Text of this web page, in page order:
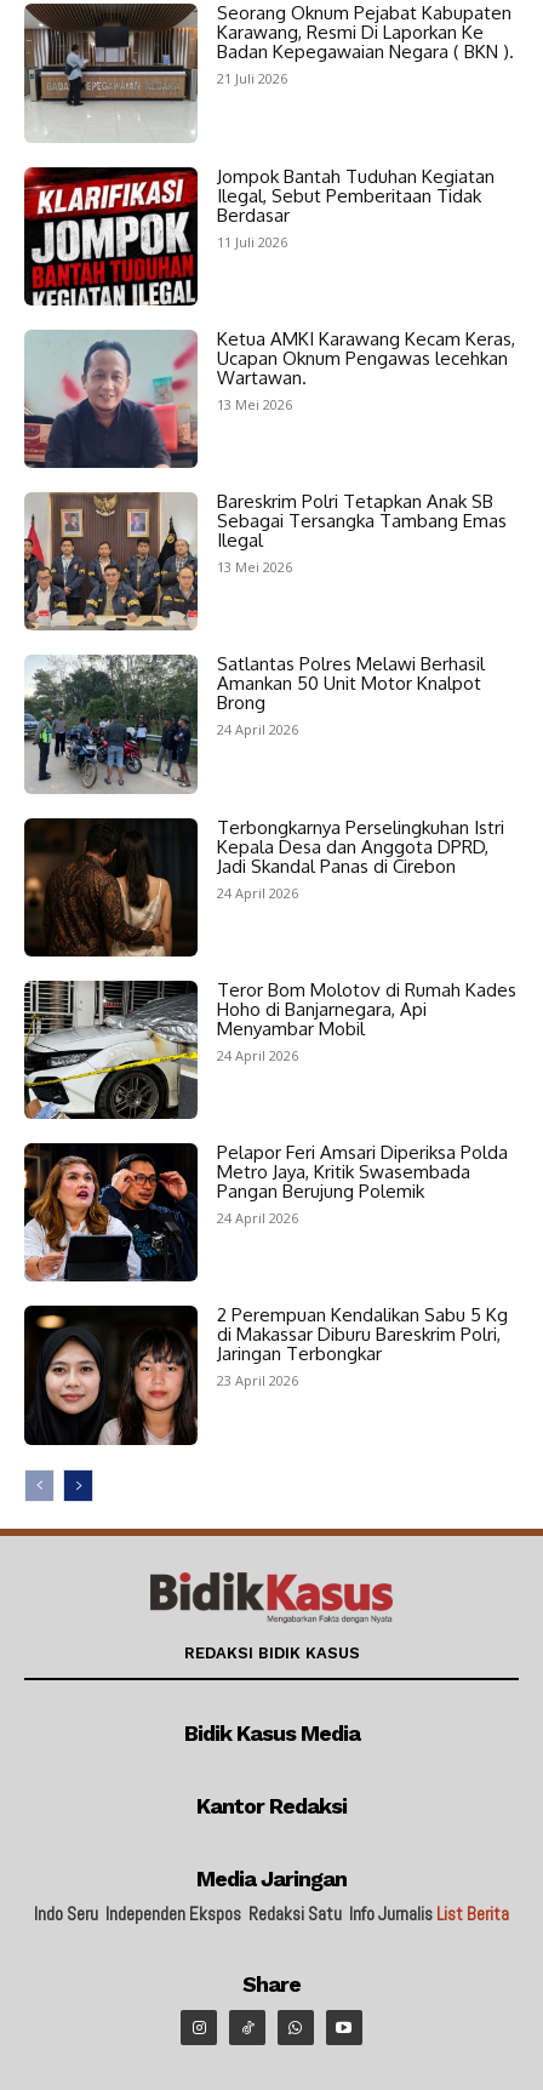
Seorang Oknum Pejabat Kabupaten
Karawang, Resmi Di Laporkan Ke
Badan Kepegawaian Negara ( BKN ).
21 Juli 2026
Jompok Bantah Tuduhan Kegiatan
Ilegal, Sebut Pemberitaan Tidak
Berdasar
11 Juli 2026
Ketua AMKI Karawang Kecam Keras,
Ucapan Oknum Pengawas lecehkan
Wartawan.
13 Mei 2026
Bareskrim Polri Tetapkan Anak SB
Sebagai Tersangka Tambang Emas
Ilegal
13 Mei 2026
Satlantas Polres Melawi Berhasil
Amankan 50 Unit Motor Knalpot
Brong
24 April 2026
Terbongkarnya Perselingkuhan Istri
Kepala Desa dan Anggota DPRD,
Jadi Skandal Panas di Cirebon
24 April 2026
Teror Bom Molotov di Rumah Kades
Hoho di Banjarnegara, Api
Menyambar Mobil
24 April 2026
Pelapor Feri Amsari Diperiksa Polda
Metro Jaya, Kritik Swasembada
Pangan Berujung Polemik
24 April 2026
2 Perempuan Kendalikan Sabu 5 Kg
di Makassar Diburu Bareskrim Polri,
Jaringan Terbongkar
23 April 2026
REDAKSI BIDIK KASUS
Bidik Kasus Media
Kantor Redaksi
Media Jaringan
Indo Seru Independen Ekspos Redaksi Satu Info Jurnalis List Berita
Share